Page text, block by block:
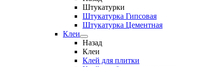
Штукатурки
Штукатурка Гипсовая
Штукатурка Цементная
Клеи
Назад
Клеи
Клей для плитки